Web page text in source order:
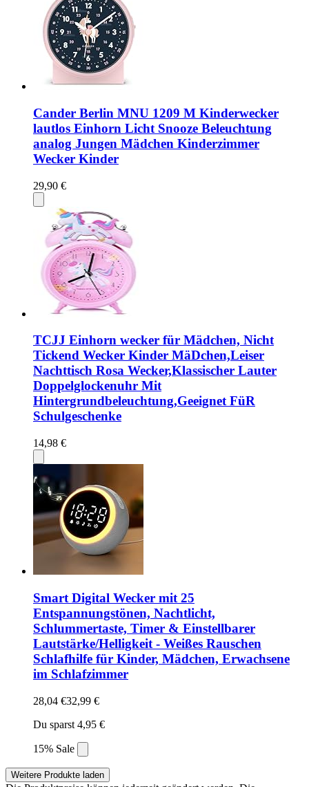
Cander Berlin MNU 1209 M Kinderwecker
lautlos Einhorn Licht Snooze Beleuchtung
analog Jungen Mädchen Kinderzimmer
Wecker Kinder
29,90 €
TCJJ Einhorn wecker für Mädchen, Nicht
Tickend Wecker Kinder MäDchen,Leiser
Nachttisch Rosa Wecker,Klassischer Lauter
Doppelglockenuhr Mit
Hintergrundbeleuchtung,Geeignet FüR
Schulgeschenke
14,98 €
Smart Digital Wecker mit 25
Entspannungstönen, Nachtlicht,
Schlummertaste, Timer & Einstellbarer
Lautstärke/Helligkeit - Weißes Rauschen
Schlafhilfe für Kinder, Mädchen, Erwachsene
im Schlafzimmer
28,04 €32,99 €
Du sparst 4,95 €
15% Sale
Weitere Produkte laden